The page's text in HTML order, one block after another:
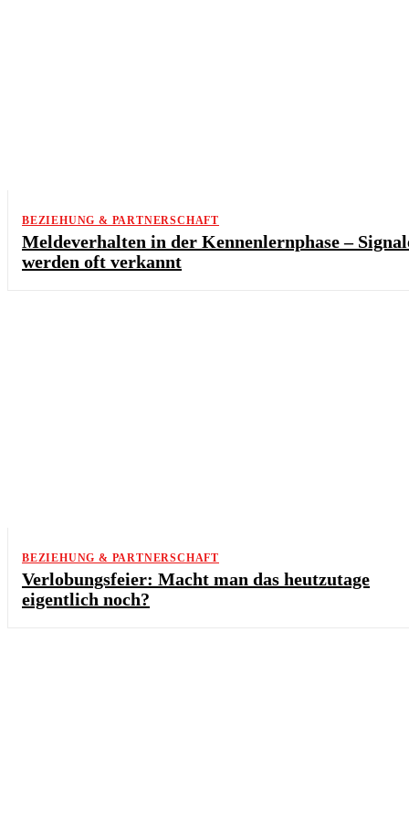
BEZIEHUNG & PARTNERSCHAFT
Meldeverhalten in der Kennenlernphase –
werden oft verkannt
BEZIEHUNG & PARTNERSCHAFT
Verlobungsfeier: Macht man das heutzutage
eigentlich noch?